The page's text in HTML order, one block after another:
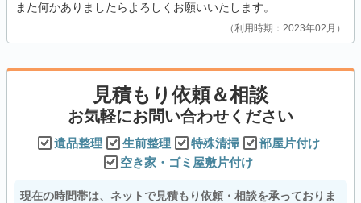
また何かありましたらよろしくお願いいたします。
利用時期：2023年02月
見積もり依頼＆相談
お気軽にお問い合わせください
遺品整理 生前整理 特殊清掃
部屋片付け
空き家・ゴミ屋敷片付け
現在の時間帯は、ネットで見積もり依頼・相談を承っておりま